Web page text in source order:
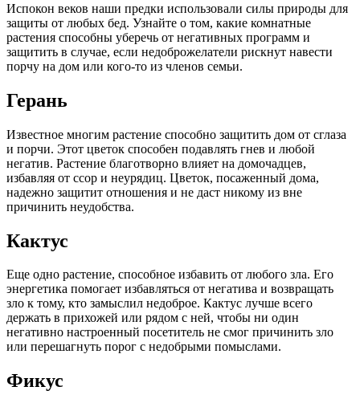
Испокон веков наши предки использовали силы природы для
защиты от любых бед. Узнайте о том, какие комнатные
растения способны уберечь от негативных программ и
защитить в случае, если недоброжелатели рискнут навести
порчу на дом или кого-то из членов семьи.
Герань
Известное многим растение способно защитить дом от сглаза
и порчи. Этот цветок способен подавлять гнев и любой
негатив. Растение благотворно влияет на домочадцев,
избавляя от ссор и неурядиц. Цветок, посаженный дома,
надежно защитит отношения и не даст никому из вне
причинить неудобства.
Кактус
Еще одно растение, способное избавить от любого зла. Его
энергетика помогает избавляться от негатива и возвращать
зло к тому, кто замыслил недоброе. Кактус лучше всего
держать в прихожей или рядом с ней, чтобы ни один
негативно настроенный посетитель не смог причинить зло
или перешагнуть порог с недобрыми помыслами.
Фикус